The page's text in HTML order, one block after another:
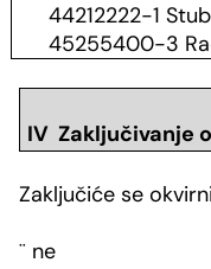
44212222-1
45255400-3
IV Zaključivanje
Zaključiće se
¨ ne